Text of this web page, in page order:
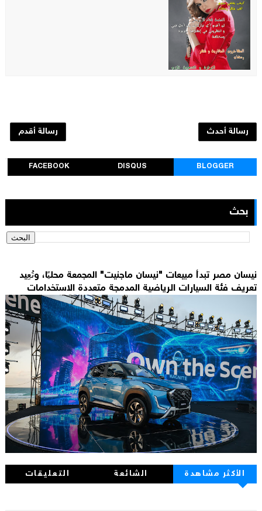
رسالة أحدث رسالة أقدم
BLOGGER
DISQUS
FACEBOOK
بحث
نيسان مصر تبدأ مبيعات "نيسان ماجنيت" المجمعة محليًا، وتُعِيد
تعريف فئة السيارات الرياضية المدمجة متعددة الاستخدامات
الأكثر مشاهدة الشائعة التعليقات